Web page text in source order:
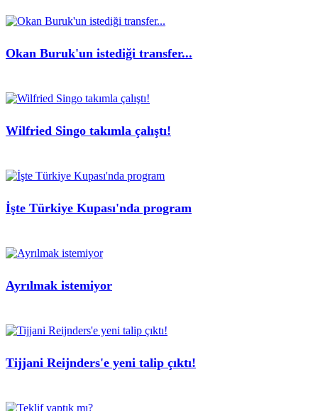
Okan Buruk'un istediği transfer...
Wilfried Singo takımla çalıştı!
İşte Türkiye Kupası'nda program
Ayrılmak istemiyor
Tijjani Reijnders'e yeni talip çıktı!